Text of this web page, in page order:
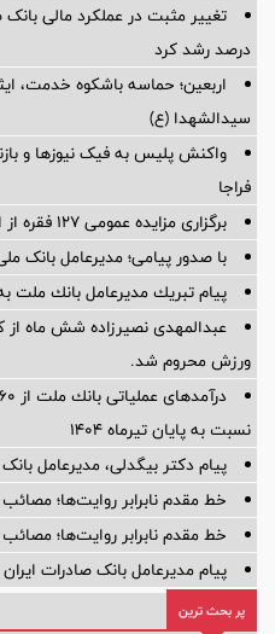
درصد رشد کرد
اربعین؛ حماسه باشکوه خدمت،
سیدالشهدا (ع)
واکنش پلیس به فیک نیوزها و
فراجا
برگزاری مزایده عمومی 127 فقره از املاك مازاد بانك ملت
با صدور پیامی؛ مدیرعامل بانک
پیام تبریك مدیرعامل بانك ملت
عبدالمهدی نصیرزاده شش ماه از
ورزش محروم شد.
نسبت به پایان تیرماه 1404
پیام دکتر بیگدلی، مدیرعامل
خط مقدم نابرابر روایت‌ها؛
خط مقدم نابرابر روایت‌ها؛
پیام مدیرعامل بانک صادرات
پر بحث ترین